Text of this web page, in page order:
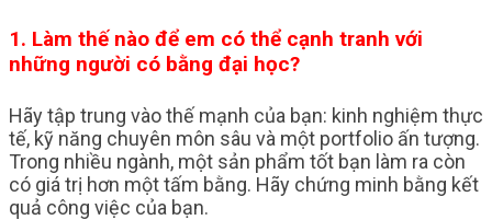
1. Làm thế nào để em có thể cạnh tranh với
những người có bằng đại học?
Hãy tập trung vào thế mạnh của bạn: kinh nghiệm thực
tế, kỹ năng chuyên môn sâu và một portfolio ấn tượng.
Trong nhiều ngành, một sản phẩm tốt bạn làm ra còn
có giá trị hơn một tấm bằng. Hãy chứng minh bằng kết
quả công việc của bạn.